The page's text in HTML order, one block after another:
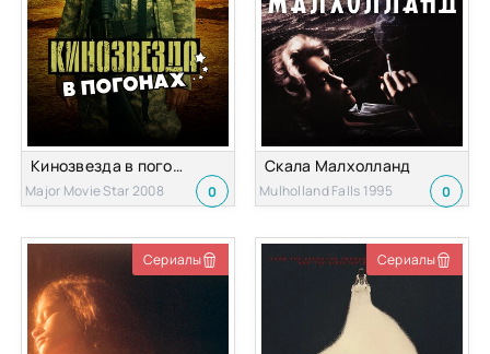
Кинозвезда в погонах
Major Movie Star 2008 0
Скала Малхолланд
Mulholland Falls 1995 0
Сериалы Сериалы